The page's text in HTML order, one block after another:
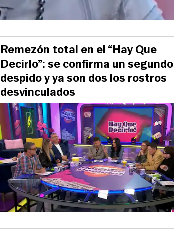
Remezón total en el “Hay Que
Decirlo”: se confirma un segundo
despido y ya son dos los rostros
desvinculados